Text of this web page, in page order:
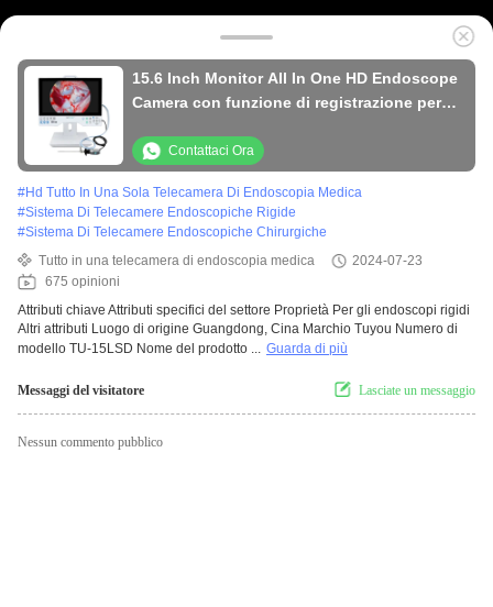
15.6 Inch Monitor All In One HD Endoscope
Camera con funzione di registrazione per
Contattaci Ora
#Hd Tutto In Una Sola Telecamera Di Endoscopia Medica
#Sistema Di Telecamere Endoscopiche Rigide
#Sistema Di Telecamere Endoscopiche Chirurgiche
Tutto in una telecamera di endoscopia medica
2024-07-23
675 opinioni
Attributi chiave Attributi specifici del settore Proprietà Per gli endoscopi rigidi
Altri attributi Luogo di origine Guangdong, Cina Marchio Tuyou Numero di
modello TU-15LSD Nome del prodotto ... Guarda di più
Messaggi del visitatore Lasciate un messaggio
Nessun commento pubblico